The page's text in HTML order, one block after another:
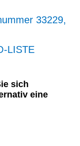
33229,
LISTE
sich
eine